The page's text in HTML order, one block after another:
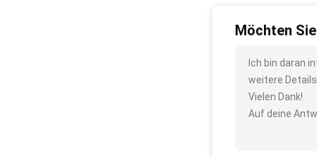
Möchten
Ich bin daran
weitere
Vielen Dank!
Auf deine